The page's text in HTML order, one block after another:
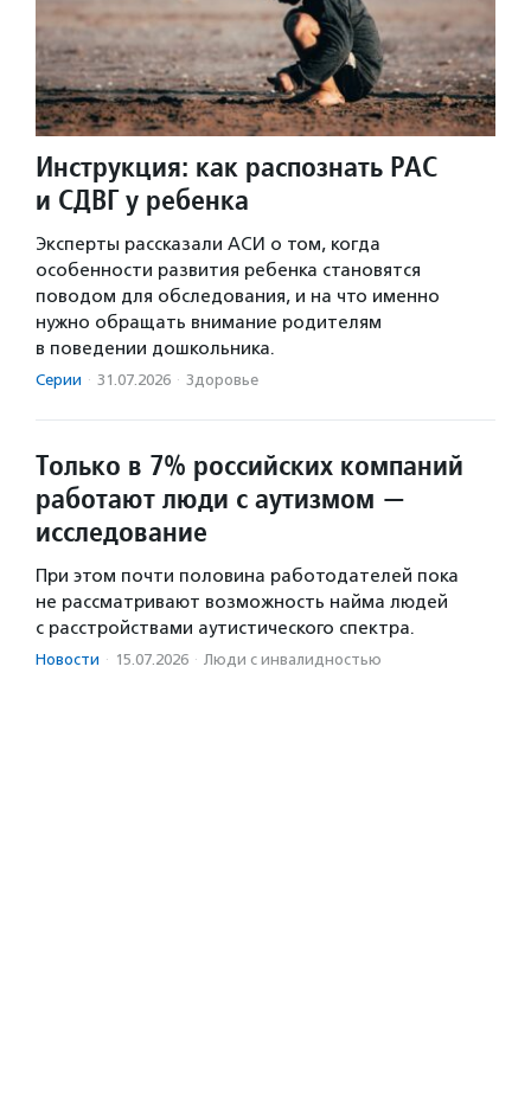
Инструкция: как распознать РАС
и СДВГ у ребенка
Эксперты рассказали АСИ о том, когда
особенности развития ребенка становятся
поводом для обследования, и на что именно
нужно обращать внимание родителям
в поведении дошкольника.
Серии · 31.07.2026 · Здоровье
Только в 7% российских компаний
работают люди с аутизмом —
исследование
При этом почти половина работодателей пока
не рассматривают возможность найма людей
с расстройствами аутистического спектра.
Новости · 15.07.2026 · Люди с инвалидностью